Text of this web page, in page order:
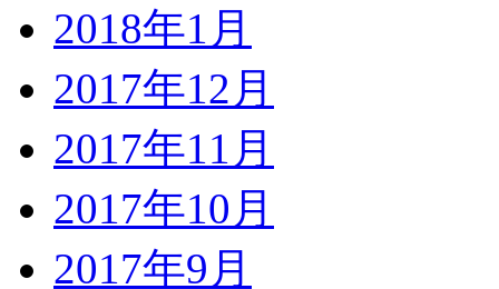
2018年1月
2017年12月
2017年11月
2017年10月
2017年9月